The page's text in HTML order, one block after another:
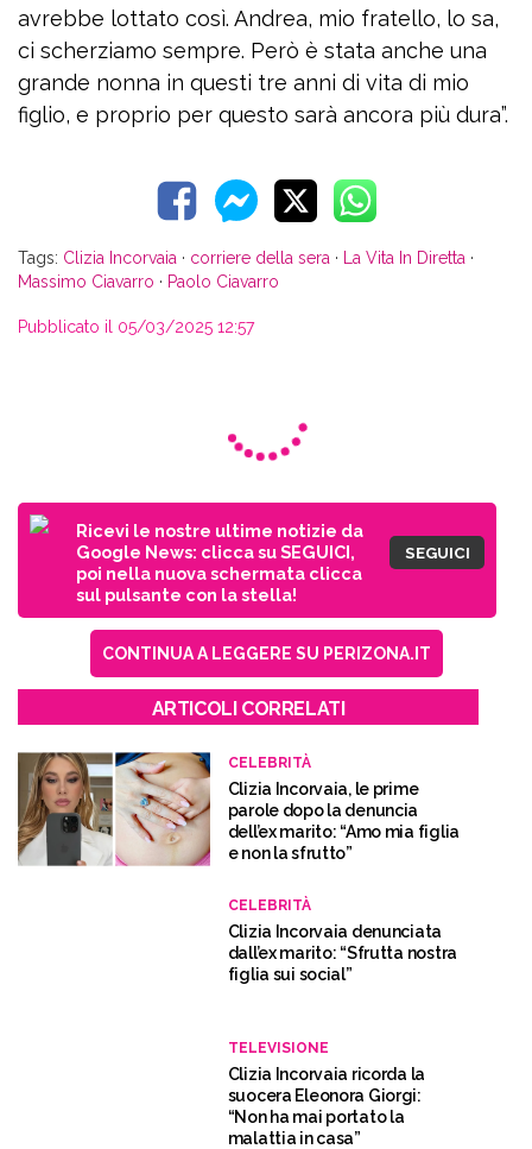
avrebbe lottato così. Andrea, mio fratello, lo sa,
ci scherziamo sempre. Però è stata anche una
grande nonna in questi tre anni di vita di mio
figlio, e proprio per questo sarà ancora più dura”.
Tags: Clizia Incorvaia · corriere della sera · La Vita In Diretta ·
Massimo Ciavarro · Paolo Ciavarro
Pubblicato il 05/03/2025 12:57
Ricevi le nostre ultime notizie da
Google News: clicca su SEGUICI,
poi nella nuova schermata clicca
sul pulsante con la stella!
SEGUICI
CONTINUA A LEGGERE SU PERIZONA.IT
ARTICOLI CORRELATI
CELEBRITÀ
Clizia Incorvaia, le prime
parole dopo la denuncia
dell’ex marito: “Amo mia figlia
e non la sfrutto”
CELEBRITÀ
Clizia Incorvaia denunciata
dall’ex marito: “Sfrutta nostra
figlia sui social”
TELEVISIONE
Clizia Incorvaia ricorda la
suocera Eleonora Giorgi:
“Non ha mai portato la
malattia in casa”